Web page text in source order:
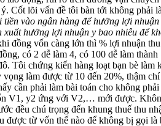
Cốt lõi vấn đề tôi bàn tới không phải
tiền vào ngân hàng để hưởng lợi
xuất hưởng lợi nhuận y bao nhiêu để
đồng vốn càng lớn thì % lợi nhuận
có 2 dễ làm 4, có 100 dễ làm
Tôi chứng kiến hàng loạt bạn bè làm
vọng làm được từ 10 đến 20%, thậm
cần phải làm bài toán cho không
V1, y2 ứng với V2,… mới được.
đều chú trọng đến khung thuế thu
được từ vốn thế nào để không bị gọi